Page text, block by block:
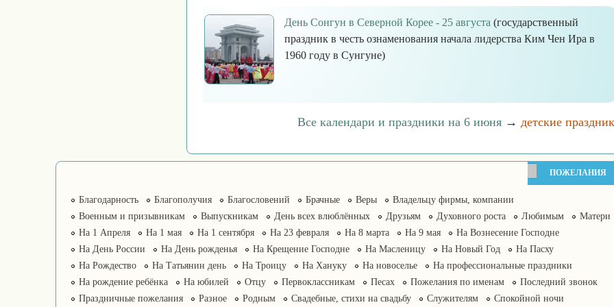
День Сонгун в Северной Корее - 25 августа (государственный
праздник в честь ознаменования начала лидерства Ким Чен Ира в
1960 году в Сунгуне)
Все календари и праздники на 6 июня → детские
ПОЖЕЛАНИЯ
Благодарность Благополучия Благословений Брачные Веры
Владельцу фирмы, компании
Военным и призывникам
Выпускникам День всех влюблённых Друзьям Духовного роста Любимым
Матери
На 1 Апреля
На 1 мая На 1 сентября На 23 февраля На 8 марта На 9 мая
На Вознесение Господне
На День России
На День рожденья На Крещение Господне На Масленицу На Новый Год
На Пасху
На Рождество
На Татьянин день На Троицу На Хануку На новоселье
На профессиональные праздники
На рождение ребёнка
На юбилей Отцу Первоклассникам Песах Пожелания по именам
Последний звонок
Праздничные пожелания
Разное Родным Свадебные, стихи на свадьбу Служителям Спокойной ночи